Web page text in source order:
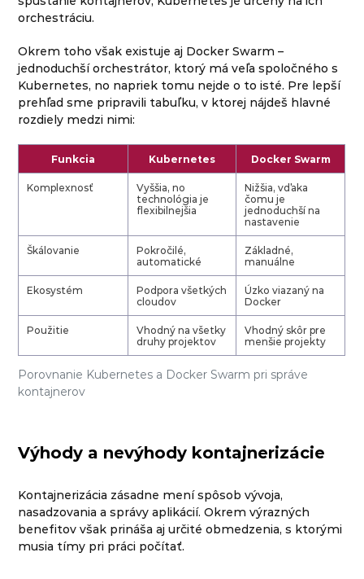
orchestráciu.
Okrem toho však existuje aj Docker Swarm –
jednoduchší orchestrátor, ktorý má veľa spoločného s
Kubernetes, no napriek tomu nejde o to isté. Pre lepší
prehľad sme pripravili tabuľku, v ktorej nájdeš hlavné
rozdiely medzi nimi:
Porovnanie Kubernetes a Docker Swarm pri správe
kontajnerov
Funkcia Kubernetes Docker Swarm
Komplexnosť
Vyššia, no
technológia je
flexibilnejšia
Nižšia, vďaka
čomu je
jednoduchší na
nastavenie
Škálovanie
Pokročilé,
automatické
Základné,
manuálne
Ekosystém
Podpora všetkých
cloudov
Úzko viazaný na
Docker
Použitie
Vhodný na všetky
druhy projektov
Vhodný skôr pre
menšie projekty
Výhody a nevýhody kontajnerizácie
Kontajnerizácia zásadne mení spôsob vývoja,
nasadzovania a správy aplikácií. Okrem výrazných
benefitov však prináša aj určité obmedzenia, s ktorými
musia tímy pri práci počítať.